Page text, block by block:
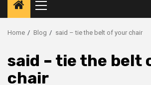
Primary
Menu
Home Blog said – tie the belt of your chair
said – tie the belt
chair